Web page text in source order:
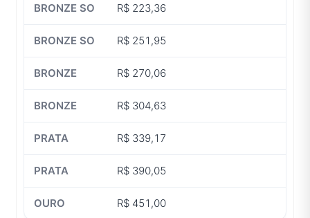
R$ 223,36
R$ 251,95
R$ 270,06
R$ 304,63
R$ 339,17
R$ 390,05
R$ 451,00